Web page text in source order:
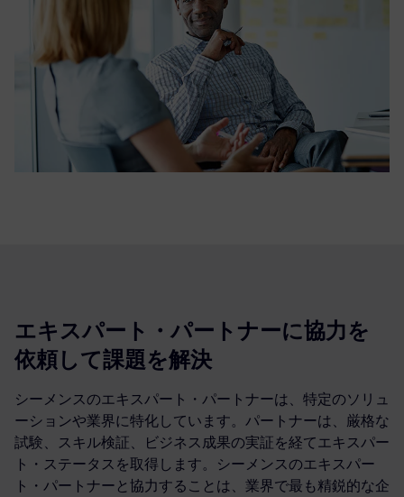
エキスパート・パートナーに協力を
依頼して課題を解決
シーメンスのエキスパート・パートナーは、特定のソリュ
ーションや業界に特化しています。パートナーは、厳格な
試験、スキル検証、ビジネス成果の実証を経てエキスパー
ト・ステータスを取得します。シーメンスのエキスパー
ト・パートナーと協力することは、業界で最も精鋭的な企